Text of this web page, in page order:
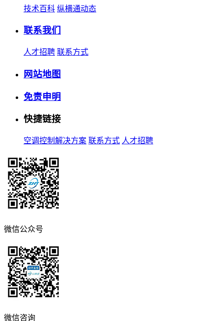
技术百科 纵横通动态
联系我们
人才招聘 联系方式
网站地图
免责申明
快捷链接
空调控制解决方案 联系方式 人才招聘
微信公众号
微信咨询